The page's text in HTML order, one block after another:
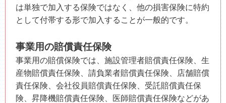
は単独で加入する保険ではなく、他の損害保険に特約
として付帯する形で加入することが一般的です。
事業用の賠償責任保険
事業用の賠償保険では、施設管理者賠償責任保険、生
産物賠償責任保険、請負業者賠償責任保険、店舗賠償
責任保険、会社役員賠償責任保険、受託賠償責任保
険、昇降機賠償責任保険、医師賠償責任保険などがあ